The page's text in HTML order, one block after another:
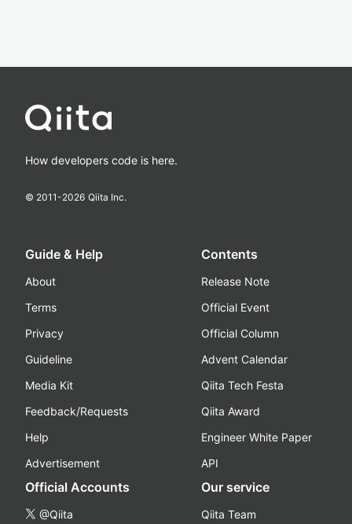
How developers code is here.
© 2011-2026 Qiita Inc.
Guide & Help
About
Terms
Privacy
Guideline
Media Kit
Feedback/Requests
Help
Advertisement
Contents
Release Note
Official Event
Official Column
Advent Calendar
Qiita Tech Festa
Qiita Award
Engineer White Paper
API
Official Accounts
@Qiita
Our service
Qiita Team